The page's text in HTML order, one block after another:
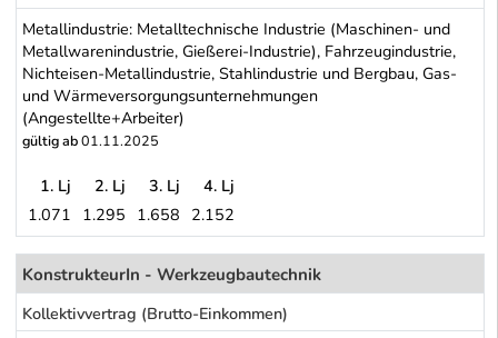
Technische Büros, Ingenieurbüros (Kollektivvertrag für die
Metallindustrie: Metalltechnische Industrie (Maschinen- und
Metallwarenindustrie, Gießerei-Industrie), Fahrzeugindustrie,
Nichteisen-Metallindustrie, Stahlindustrie und Bergbau, Gas-
und Wärmeversorgungsunternehmungen
(Angestellte+Arbeiter)
gültig ab01.11.2025
Metallindustrie: Metalltechnische Industrie (Maschinen- und
1. Lj 2. Lj 3. Lj
4. Lj
1.071 1.295 1.658 2.152
KonstrukteurIn - Werkzeugbautechnik
Kollektivvertrag (Brutto-Einkommen)